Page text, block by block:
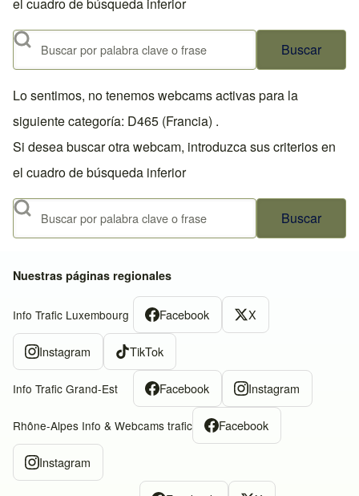
Buscar
Lo sentimos, no tenemos webcams activas para la
siguiente categoría: D465 (Francia) .
Si desea buscar otra webcam, introduzca sus criterios en
el cuadro de búsqueda inferior
Buscar
Nuestras páginas regionales
Info Trafic Luxembourg Facebook X
Instagram TikTok
Info Trafic Grand-Est Facebook Instagram
Rhône-Alpes Info & Webcams trafic Facebook
Instagram